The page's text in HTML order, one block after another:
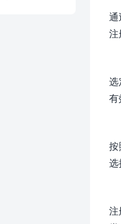
通
注
选
有
按